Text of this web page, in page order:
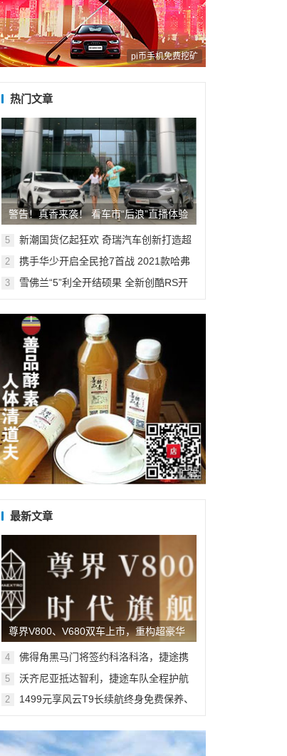
pi币手机免费挖矿
热门文章
警告！真香来袭！ 看车市“后浪”直播体验
2021款哈弗F7/F7x
5
新潮国货亿起狂欢 奇瑞汽车创新打造超
2
携手华少开启全民抢7首战 2021款哈弗
3
雪佛兰“5”利全开结硕果 全新创酷RS开
广告
最新文章
尊界V800、V680双车上市，重构超豪华
MPV市场新格局
4
佛得角黑马门将签约科洛科洛，捷途携
5 沃齐尼亚抵达智利，捷途车队全程护航
2
1499元享风云T9长续航终身免费保养、